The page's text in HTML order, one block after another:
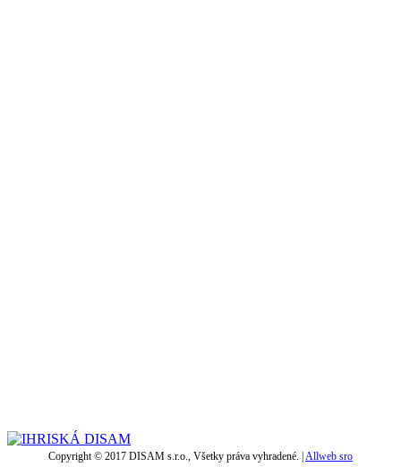
Copyright © 2017 DISAM s.r.o., Všetky práva vyhradené. |Allweb sro